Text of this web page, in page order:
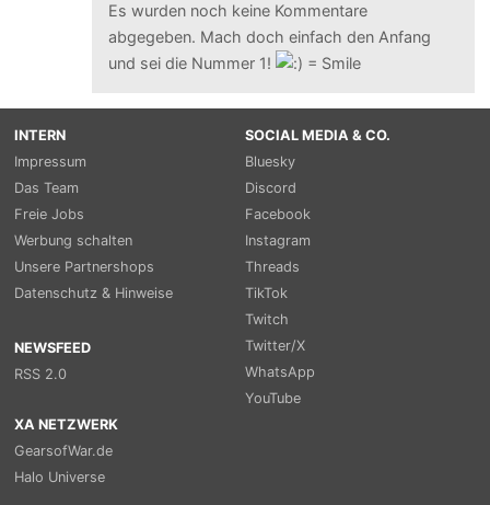
Es wurden noch keine Kommentare
abgegeben. Mach doch einfach den Anfang
und sei die Nummer 1!
INTERN
Impressum
Das Team
Freie Jobs
Werbung schalten
Unsere Partnershops
Datenschutz & Hinweise
NEWSFEED
RSS 2.0
SOCIAL MEDIA & CO.
Bluesky
Discord
Facebook
Instagram
Threads
TikTok
Twitch
Twitter/X
WhatsApp
YouTube
XA NETZWERK
GearsofWar.de
Halo Universe